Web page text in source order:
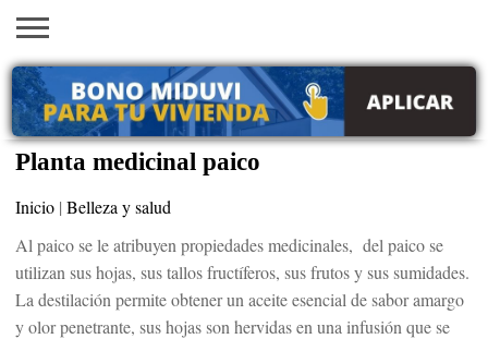
INICIO
AYUDAS
ECONÓMICAS
VACANTES
EN EEUU
SACA
TU
VISA
EMPLEOS
TRÁMITES
PRÉSTAMOS
CURSOS
HOGAR
BELLEZA
Planta medicinal paico
Inicio | Belleza y salud
Al paico se le atribuyen propiedades medicinales, del paico se
utilizan sus hojas, sus tallos fructíferos, sus frutos y sus sumidades.
La destilación permite obtener un aceite esencial de sabor amargo
y olor penetrante, sus hojas son hervidas en una infusión que se